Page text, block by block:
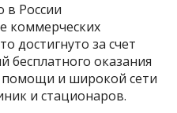
в России
коммерческих
достигнуто за счет
бесплатного оказания
и широкой сети
и стационаров.